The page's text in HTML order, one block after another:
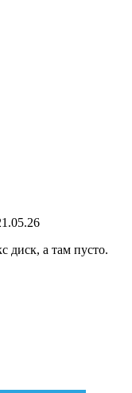
диск, а там пусто.